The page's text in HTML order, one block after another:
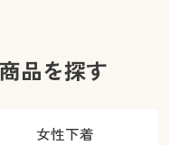
品を探す
女性下着